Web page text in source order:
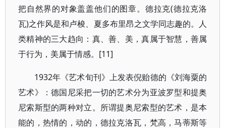
把自然界的对象盖盖他们的图章。德拉克(德拉克洛
瓦)之作风是和卢梭、夏多布里昂之文学同志趣的。人
类精神的三大趋向：真、善、美，真属于智慧，善属
于行为，美属于情感。[11]
1932年《艺术旬刊》上发表倪贻德的《刘海粟的
艺术》：德国尼采把一切的艺术分为亚波罗型和提奥
尼索斯型的两种对立。所谓提奥尼索型的艺术，是本
能的，热情的，动的，德拉克洛瓦，梵高，马蒂斯等